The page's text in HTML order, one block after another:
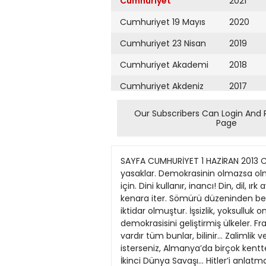
Cumhuriyet 19 Mayıs
Cumhuriyet 23 Nisan
Cumhuriyet Akademi
Cumhuriyet Akdeniz
Cumhuriyet Alışveriş
Cumhuriyet Ankara
Cumhuriyet Büyük
Taaruz
Cumhuriyet
Cumartesi
Cumhuriyet Çevre
2020
2019
2018
2017
2016
2015
2013
2012
2011
2010
2009
Our Subscribers Can Login And
Page
SAYFA CUMHURİYET 1 HAZİRAN 2013 CUMARTESİ 6 Toplumu kafası kıyakkafası ayık olarak gören bir düşünce yapısı önce düşünceyi yasaklar. Demokrasinin olmazsa olmaz koşulu, örgütlenme özgürlüğü. Cehaletin kapısını açar, baskıyı, yıldırmayı, sindirmeyi sürdürmek için. Dini kullanır, inancı! Din, dil, ırk ayrımcılığı yapar! İşkenceyi görmez, görse bile “yola devam” der... Yaşamın derinliğini, sevgiyi bir kenara iter. Sömürü düzeninden beslenir, rant peşinde koşar! Vicdanı sızlamaz... Kendisi egemendir artık, ötekileştirilmekten kurtulmuş, iktidar olmuştur. İşsizlik, yoksulluk ona vız gelir! Adaletsizliğin diz boyu olduğu toplumlardan geçmiştir bugün sanayileşmiş ve demokrasisini geliştirmiş ülkeler. Fransa, İtalya, Almanya gibi... İspanya, Portekiz, Yunanistan örneği... Yakın tarihin kanlı sayfalarında vardır tüm bunlar, bilinir... Zalimlik ve despotluk! Kadınlara uygulanan baskılar, işkenceler... Ortaçağın o karanlık yıllarına tanık olmak isterseniz, Almanya’da birçok kentte bulunan “işkence müzeleri”ni eğer gitme olanağı bulursanız gezebilirsiniz. 1917 Rus Devrimi öncesi... İkinci Dünya Savaşı... Hitler’i anlatmaya gerek yok uzun uzun... Sovyetler Birliği’nin acısını falan... İnsanlık tarihinde öylesine kıyımlar, yıkımlar vardır ki inanılmaz olaylarla doludur... Bulgaristan Devrimi öncesi o kanlı hesaplaşma... Anımsatmak istedim! HHH Zalimlik, despotluk dönemleri bugün Ortadoğu ve Kuzey Afrika coğrafyasında var... Bizde ise dün de vardı, bugün de var! Az var, çok var! Bugün baskıcı sivil bir rejim olduğu kesin... Taksim Gezi Parkı’nda halk direniyor. Direnenler salt solcular değil... Dindarlar var, ateistler, sağcılar... Doğasever onlar. İdeolojileri farklı hepsinin! Onlar salt İstanbul’da değil, Bergama’da, Trabzon’da, Edirne’de, Tunceli’de, Kars’ta... Ağacı seviyor, kuşları, çiçekleri, böcekleri, her canlıyı... Yüreklerinde kin, nefret, intikam HABERLER duygusu yok! Anadolu’da olanlar seslerini pek duyuramıyor... Minik minik haberler o kadar... Sinop’ta da eylem yapıyorlar, Akkuyu’da da, Kozak Yaylası’nda da, Kaçkarlar’ın eteklerinde de... HES’lere karşı çıkıyorlar, tüm güçleriyle bağırıyorlar: “Akarsular bizimdir!” Bodrum’dan yanıt geliyor onlara: “Denizler bizimdir!” Bu sesleri devlet duymuyor... Yargı kararlarını tanımıyor. Ormanlarımızı talan ediyor, peşkeş çekiyor. Paranın, yeşil doların dini imanı yok. Bir de karşınıza geçip “dindar nesil”den söz ediyorlar... Sınıf savaşımını unuttuk mu sorusu aklımıza geldiğinde çevrecilerin direnişi hoşumuza gidiyor... Hemen sendikal hak ve özgürlükleri, emeğin örgütlü gücünü anımsıyoruz. Fabrikalar, 68’li yıllardaki grevler, coplar, “frukolar”, engeller... Aliağa Rafinerisi grevi, 70’li yıllarda Tariş direnişi...